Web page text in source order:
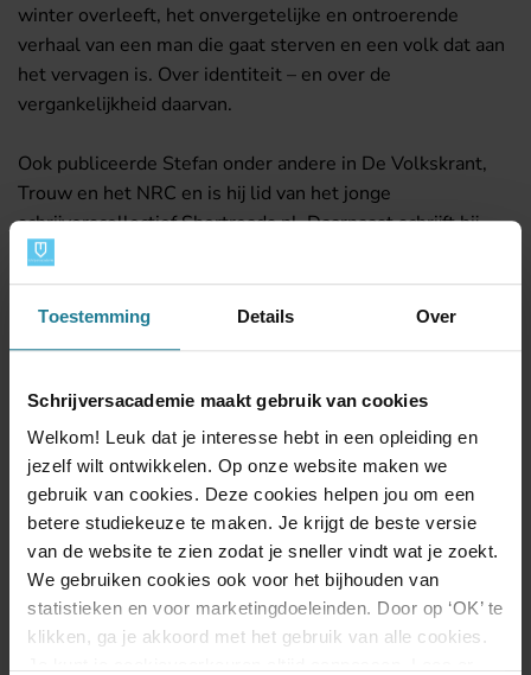
Toestemming Details Over
Schrijversacademie maakt gebruik van cookies
Welkom! Leuk dat je interesse hebt in een opleiding en
jezelf wilt ontwikkelen. Op onze website maken we
gebruik van cookies. Deze cookies helpen jou om een
betere studiekeuze te maken. Je krijgt de beste versie
van de website te zien zodat je sneller vindt wat je zoekt.
We gebruiken cookies ook voor het bijhouden van
statistieken en voor marketingdoeleinden. Door op ‘OK’ te
klikken, ga je akkoord met het gebruik van alle cookies.
winter overleeft, het onvergetelijke en ontroerende
verhaal van een man die gaat sterven en een volk dat aan
het vervagen is. Over identiteit – en over de
vergankelijkheid daarvan.
Ook publiceerde Stefan onder andere in De Volkskrant,
Trouw en het NRC en is hij lid van het jonge
schrijverscollectief Shortreads.nl. Daarnaast schrijft hij
teksten en artikelen voor bedrijven.
Schrijven alleen is niet meer genoeg voor Stefan: hij wil
verhaal. Dat is het leren waard.
Lees meer over Stefan Popa op zijn website.
Beoordelingen